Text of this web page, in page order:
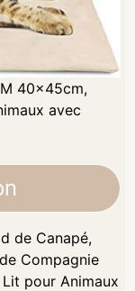
40x45cm,
avec
de Canapé,
Compagnie
pour Animaux